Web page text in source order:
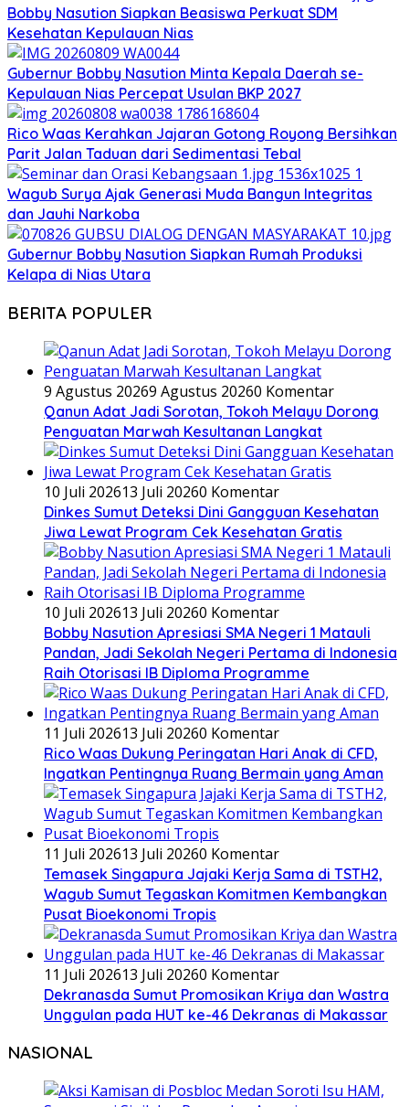
Bobby Nasution Siapkan Beasiswa Perkuat SDM
Kesehatan Kepulauan Nias
Gubernur Bobby Nasution Minta Kepala Daerah se-
Kepulauan Nias Percepat Usulan BKP 2027
Rico Waas Kerahkan Jajaran Gotong Royong Bersihkan
Parit Jalan Taduan dari Sedimentasi Tebal
Wagub Surya Ajak Generasi Muda Bangun Integritas
dan Jauhi Narkoba
Gubernur Bobby Nasution Siapkan Rumah Produksi
Kelapa di Nias Utara
BERITA POPULER
9 Agustus 20269 Agustus 20260 Komentar
Qanun Adat Jadi Sorotan, Tokoh Melayu Dorong
Penguatan Marwah Kesultanan Langkat
10 Juli 202613 Juli 20260 Komentar
Dinkes Sumut Deteksi Dini Gangguan Kesehatan
Jiwa Lewat Program Cek Kesehatan Gratis
10 Juli 202613 Juli 20260 Komentar
Bobby Nasution Apresiasi SMA Negeri 1 Matauli
Pandan, Jadi Sekolah Negeri Pertama di Indonesia
Raih Otorisasi IB Diploma Programme
11 Juli 202613 Juli 20260 Komentar
Rico Waas Dukung Peringatan Hari Anak di CFD,
Ingatkan Pentingnya Ruang Bermain yang Aman
11 Juli 202613 Juli 20260 Komentar
Temasek Singapura Jajaki Kerja Sama di TSTH2,
Wagub Sumut Tegaskan Komitmen Kembangkan
Pusat Bioekonomi Tropis
11 Juli 202613 Juli 20260 Komentar
Dekranasda Sumut Promosikan Kriya dan Wastra
Unggulan pada HUT ke-46 Dekranas di Makassar
NASIONAL